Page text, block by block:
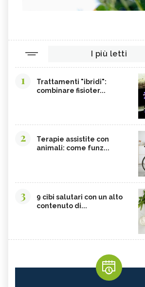
I più letti
1
Trattamenti "ibridi":
combinare fisioter...
2
Terapie assistite con
animali: come funz...
3
9 cibi salutari con un alto
contenuto di...